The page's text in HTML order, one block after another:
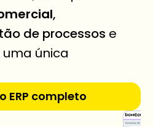
,
de processos
única
ERP completo